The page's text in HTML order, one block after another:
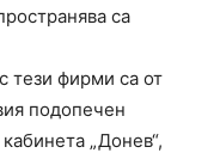
са
тези фирми са от
подопечен
„Донев“,